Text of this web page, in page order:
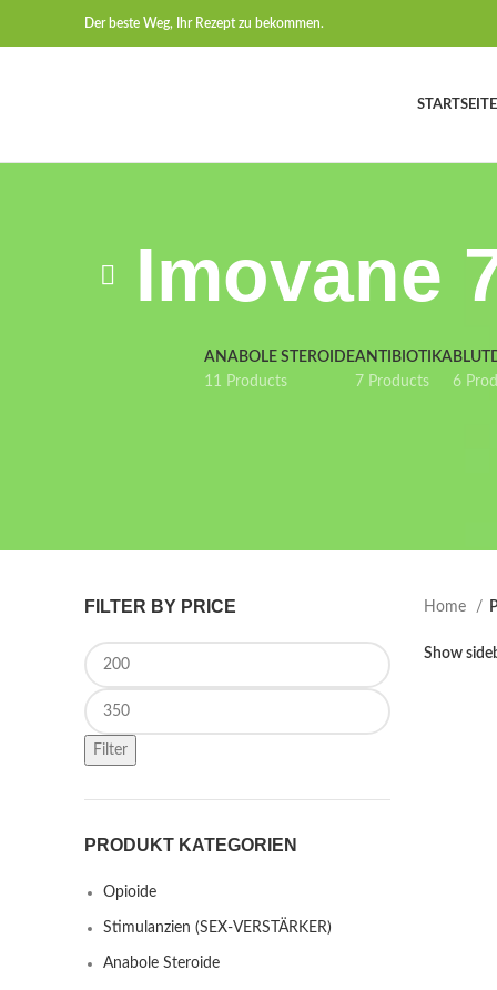
Der beste Weg, Ihr Rezept zu bekommen.
STARTSEITE
Imovane
ANABOLE STEROIDE
11 Products
ANTIBIOTIKA
7 Products
6
FILTER BY PRICE
Min price
Max price
Filter
PRODUKT KATEGORIEN
Opioide
Stimulanzien (SEX-VERSTÄRKER)
Anabole Steroide
Home
Show